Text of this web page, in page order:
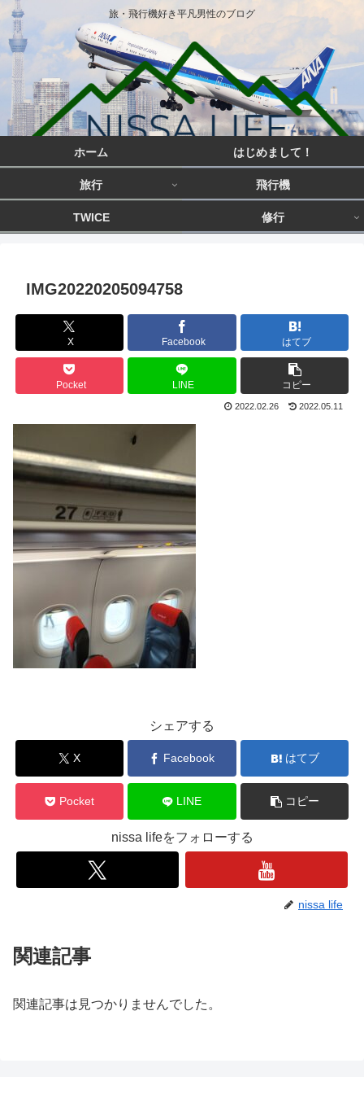
旅・飛行機好き平凡男性のブログ
ホーム はじめまして！
旅行 飛行機
TWICE 修行
IMG20220205094758
X Facebook はてブ
Pocket LINE コピー
2022.02.26 2022.05.11
シェアする
X Facebook はてブ
Pocket LINE コピー
nissa lifeをフォローする
nissa life
関連記事
関連記事は見つかりませんでした。